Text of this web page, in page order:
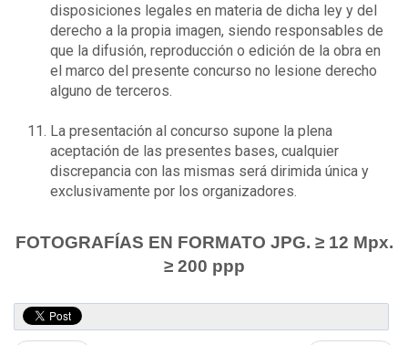
disposiciones legales en materia de dicha ley y del
derecho a la propia imagen, siendo responsables de
que la difusión, reproducción o edición de la obra en
el marco del presente concurso no lesione derecho
alguno de terceros.
La presentación al concurso supone la plena
aceptación de las presentes bases, cualquier
discrepancia con las mismas será dirimida única y
exclusivamente por los organizadores.
FOTOGRAFÍAS EN FORMATO JPG. ≥ 12 Mpx.
≥ 200 ppp